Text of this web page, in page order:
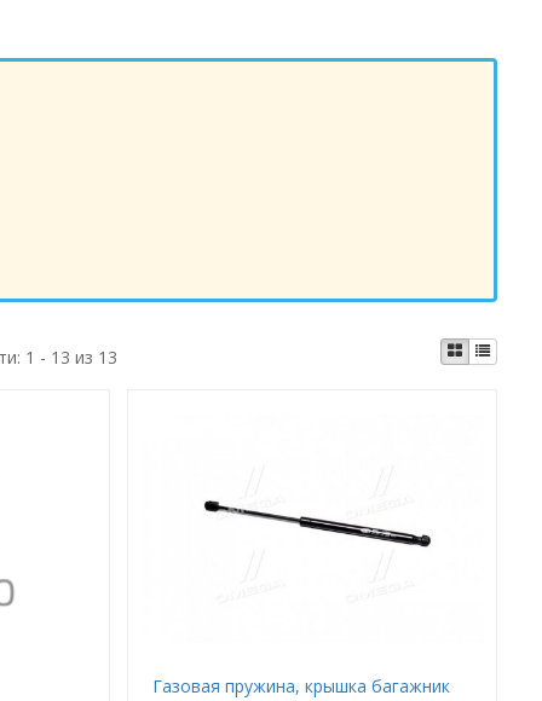
1 - 13 из 13
Газовая пружина, крышка багажник